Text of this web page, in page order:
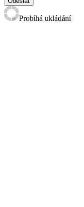
Probíhá ukládání